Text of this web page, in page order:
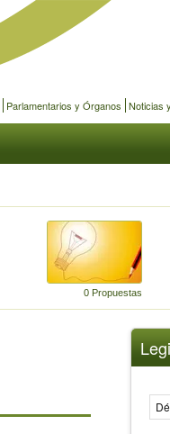
Parlamentarios y Órganos Noticias
0 Propuestas